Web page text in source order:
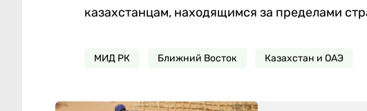
казахстанцам, находящимся за пределами
МИД РК Ближний Восток Казахстан и ОАЭ